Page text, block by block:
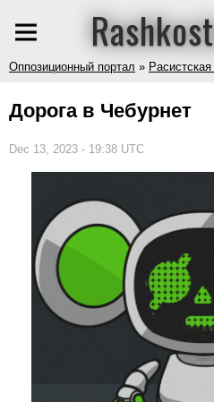
Оппозиционный портал »
Дорога в Чебурнет
Dec 13, 2023 - 19:38 UTC